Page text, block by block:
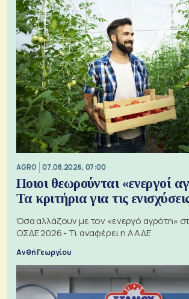
AGRO 07.08.2026, 07:00
Ποιοι θεωρούνται «ενεργοί
Τα κριτήρια για τις
Όσα αλλάζουν με τον «ενεργό αγρότη»
ΟΣΔΕ 2026 - Τι αναφέρει η ΑΑΔΕ
Ανθή Γεωργίου